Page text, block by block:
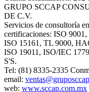
GRUPO SCCAP
DE C.V.
Servicios de consultoría
certificaciones: ISO
ISO 15161, TL 9000,
ISO 19011, ISO/IEC
S'S.
Tel: (81) 8335-2335
email:
web: www.sccap.com.mx